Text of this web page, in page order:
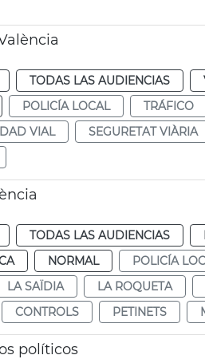
TODAS LAS AUDIENCIAS
POLICÍA LOCAL TRÁFICO
VIAL SEGURETAT VIÀRIA
TODAS LAS AUDIENCIAS
NORMAL POLICÍA
LA SAÏDIA LA ROQUETA
CONTROLS PETINETS
políticos